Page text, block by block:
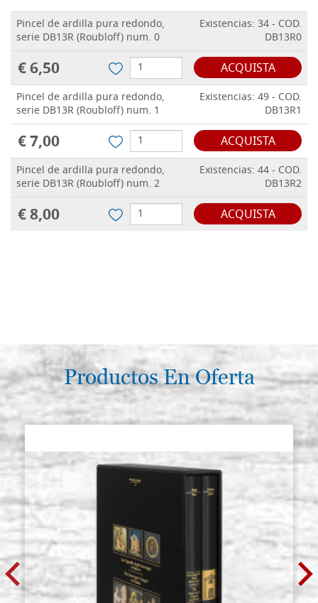
Pincel de ardilla pura redondo,
serie DB13R (Roubloff) num. 0
Existencias: 34 - COD.
DB13R0
€ 6,50 ACQUISTA
Pincel de ardilla pura redondo,
serie DB13R (Roubloff) num. 1
Existencias: 49 - COD.
DB13R1
€ 7,00 ACQUISTA
Pincel de ardilla pura redondo,
serie DB13R (Roubloff) num. 2
Existencias: 44 - COD.
DB13R2
€ 8,00 ACQUISTA
Productos En Oferta